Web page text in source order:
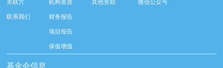
索适配新时代公益环境的创新路径，联
动更多社会爱心力量，搭建更透明、更
阔的角落，用实际行动践行"取之于社
会、用之于社会"的公益承诺。未来，
余彭年慈善基金会将在新一届理事会的
带领下，以更饱满的热忱投身公益慈善
去年项目开展的右眼手术，如今他的右
眼重获视力，平日里能够看清手机屏
幕，简单的日常起居也可以自己打理不
少。聊天的时候季爷爷语气满是庆
幸：“本来走路就不利索，要是双眼都
看不见，真的不敢设想往后的日子。现
项目的患者进行了随机的回访。居住在
松山区三道井子村的王奶奶左眼一直视
检查治疗。村里的赵书记在走访过程中
术后，眼睛亮堂多了！”老人笑着说。
现在，他能清楚地看到鱼塘里鱼儿游动
杂草。尽管手部有残疾，但他在田埂上
关联方
联系我们
机构资质
财务报告
项目报告
保值增值
其他资助 微信公众号
基金会信息